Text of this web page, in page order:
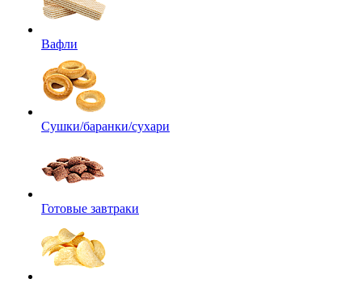
Вафли
Сушки/баранки/сухари
Готовые завтраки